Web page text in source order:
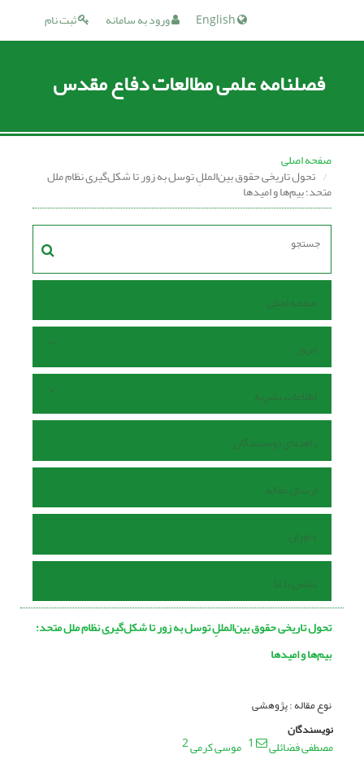
ثبت نام ورود به سامانه
فصلنامه علمی مطالعات دفاع مقدس
صفحه اصلی
تحول تاریخی حقوق بین‌المللِ توسل به زور تا شکل‌گیری نظام ملل
متحد؛ بیم‌ها و امیدها
صفحه اصلی
مرور
اطلاعات نشریه
راهنمای نویسندگان
ارسال مقاله
داوران
تماس با ما
تحول تاریخی حقوق بین‌المللِ توسل به زور تا شکل‌گیری نظام ملل متحد؛
بیم‌ها و امیدها
نوع مقاله : پژوهشی
نویسندگان
مصطفی فضائلی 1 موسی کرمی2